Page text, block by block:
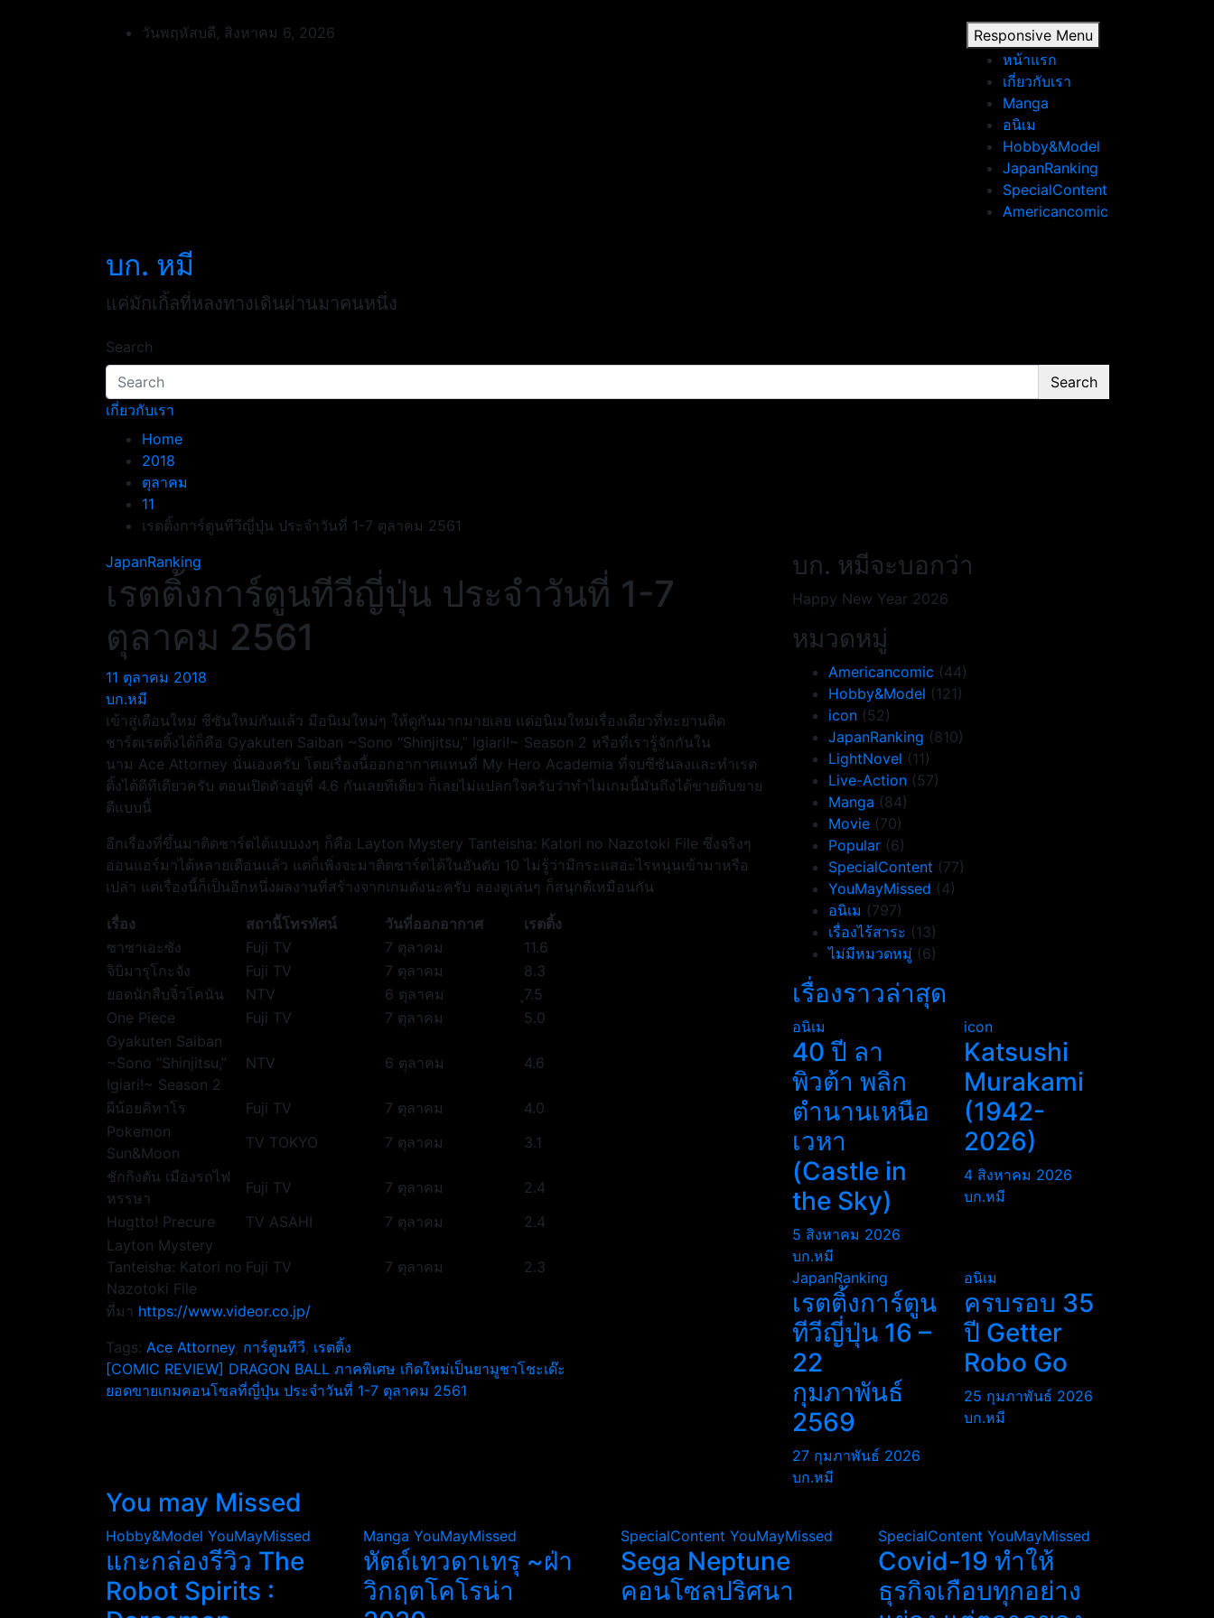
วันพฤหัสบดี, สิงหาคม 6, 2026
Responsive Menu
หน้าแรก
เกี่ยวกับเรา
Manga
อนิเม
Hobby&Model
JapanRanking
SpecialContent
Americancomic
บก. หมี
แค่มักเกิ้ลที่หลงทางเดินผ่านมาคนหนึ่ง
Search
Search
เกี่ยวกับเรา
Home
2018
ตุลาคม
11
เรตติ้งการ์ตูนทีวีญี่ปุ่น ประจำวันที่ 1-7 ตุลาคม 2561
JapanRanking
เรตติ้งการ์ตูนทีวีญี่ปุ่น ประจำวันที่ 1-7
ตุลาคม 2561
11 ตุลาคม 2018
บก.หมี
เข้าสู่เดือนใหม่ ซีซันใหม่กันแล้ว มีอนิเมใหม่ๆ ให้ดูกันมากมายเลย แต่อนิเมใหม่เรื่องเดียวที่ทะยานติด
ชาร์ตเรตติ้งได้ก็คือ Gyakuten Saiban ~Sono “Shinjitsu,” Igiari!~ Season 2 หรือที่เรารู้จักกันใน
นาม Ace Attorney นั่นเองครับ โดยเรื่องนี้ออกอากาศแทนที่ My Hero Academia ที่จบซีซันลงและทำเรต
ติ้งได้ดีทีเดียวครับ ตอนเปิดตัวอยู่ที่ 4.6 กันเลยทีเดียว ก็เลยไม่แปลกใจครับว่าทำไมเกมนี้มันถึงได้ขายดิบขาย
ดีแบบนี้
อีกเรื่องที่ขึ้นมาติดชาร์ตได้แบบงงๆ ก็คือ Layton Mystery Tanteisha: Katori no Nazotoki File ซึ่งจริงๆ
ออนแอร์มาได้หลายเดือนแล้ว แต่ก็เพิ่งจะมาติดชาร์ตได้ในอันดับ 10 ไม่รู้ว่ามีกระแสอะไรหนุนเข้ามาหรือ
เปล่า แต่เรื่องนี้ก็เป็นอีกหนึ่งผลงานที่สร้างจากเกมดังนะครับ ลองดูเล่นๆ ก็สนุกดีเหมือนกัน
เรื่อง สถานีัโทรทัศน์ วันที่ออกอากาศ
เรตติ้ง
ซาซาเอะซัง
Fuji TV 7 ตุลาคม
11.6
จิบิมารุโกะจัง
Fuji TV 7 ตุลาคม
8.3
ยอดนักสืบจิ๋วโคนัน
NTV 6 ตุลาคม
ุ7.5
One Piece
Fuji TV 7 ตุลาคม
5.0
Gyakuten Saiban
~Sono “Shinjitsu,”
Igiari!~ Season 2
NTV 6 ตุลาคม 4.6
ผีน้อยคิทาโร Fuji TV 7 ตุลาคม
4.0
Pokemon
Sun&Moon
TV TOKYO 7 ตุลาคม
3.1
ชักกิงตัน เมืองรถไฟ
หรรษา
Fuji TV 7 ตุลาคม
2.4
Hugtto! Precure
TV ASAHI 7 ตุลาคม
2.4
Layton Mystery
Tanteisha: Katori no
Nazotoki File
Fuji TV 7 ตุลาคม 2.3
ที่มา https://www.videor.co.jp/
Tags: Ace Attorney, การ์ตูนทีวี, เรตติ้ง
แนะแนว
เรื่อง
[COMIC REVIEW] DRAGON BALL ภาคพิเศษ เกิดใหม่เป็นยามูชาโชะเด๊ะ
ยอดขายเกมคอนโซลที่ญี่ปุ่น ประจำวันที่ 1-7 ตุลาคม 2561
บก. หมีจะบอกว่า
Happy New Year 2026
หมวดหมู่
Americancomic (44)
Hobby&Model (121)
icon (52)
JapanRanking (810)
LightNovel (11)
Live-Action (57)
Manga (84)
Movie (70)
Popular (6)
SpecialContent (77)
YouMayMissed (4)
อนิเม (797)
เรื่องไร้สาระ (13)
ไม่มีหมวดหมู่ (6)
เรื่องราวล่าสุด
อนิเม
40 ปี ลา
พิวต้า พลิก
ตำนานเหนือ
เวหา
(Castle in
the Sky)
5 สิงหาคม 2026
บก.หมี
icon
Katsushi
Murakami
(1942-
2026)
4 สิงหาคม 2026
บก.หมี
JapanRanking
เรตติ้งการ์ตูน
ทีวีญี่ปุ่น 16 –
22
กุมภาพันธ์
2569
27 กุมภาพันธ์ 2026
บก.หมี
อนิเม
ครบรอบ 35
ปี Getter
Robo Go
25 กุมภาพันธ์ 2026
บก.หมี
You may Missed
Hobby&Model YouMayMissed
แกะกล่องรีวิว The
Robot Spirits :
Manga YouMayMissed
หัตถ์เทวดาเทรุ ~ฝ่า
วิกฤตโคโรน่า
SpecialContent YouMayMissed
Sega Neptune
คอนโซลปริศนา
SpecialContent YouMayMissed
Covid-19 ทำให้
ธุรกิจเกือบทุกอย่าง